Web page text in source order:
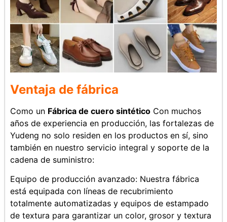
Ventaja de fábrica
Como un Fábrica de cuero sintético Con muchos
años de experiencia en producción, las fortalezas de
Yudeng no solo residen en los productos en sí, sino
también en nuestro servicio integral y soporte de la
cadena de suministro:
Equipo de producción avanzado: Nuestra fábrica
está equipada con líneas de recubrimiento
totalmente automatizadas y equipos de estampado
de textura para garantizar un color, grosor y textura